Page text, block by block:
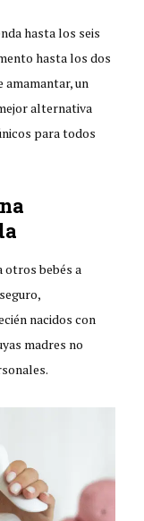
hasta los seis
hasta los dos
amamantar, un
alternativa
para todos
otros bebés a
nacidos con
madres no